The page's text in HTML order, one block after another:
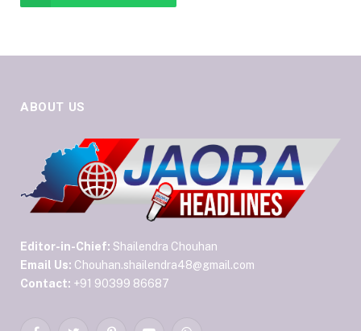
ABOUT US
Editor-in-Chief: Shailendra Chouhan
Email Us: Chouhan.shailendra48@gmail.com
Contact: +91 90399 86687